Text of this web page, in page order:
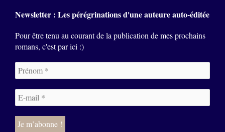
Newsletter : Les pérégrinations d'une auteure auto-éditée
Pour être tenu au courant de la publication de mes prochains
romans, c'est par ici :)